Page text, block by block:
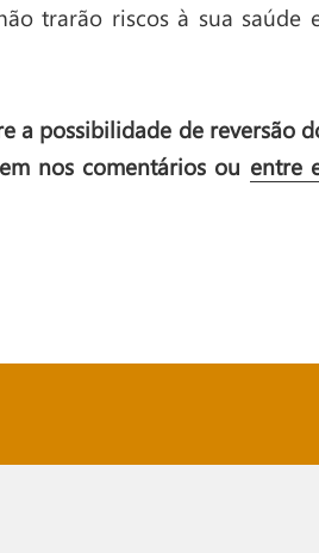
trarão riscos à sua saúde
a possibilidade de reversão
nos comentários ou entre